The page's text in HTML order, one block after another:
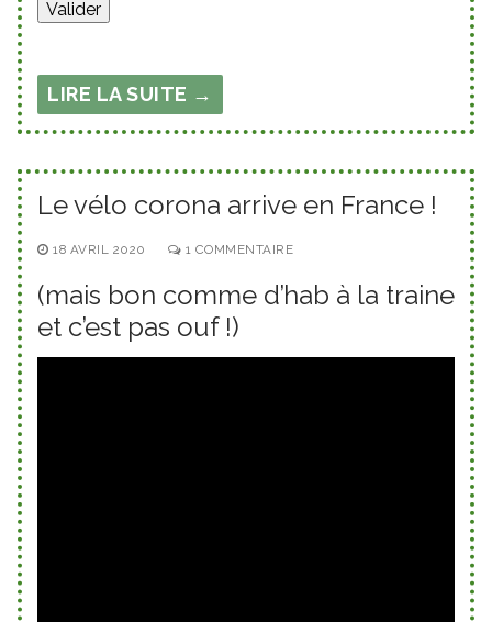
LIRE LA SUITE →
Le vélo corona arrive en France !
18 AVRIL 2020 1 COMMENTAIRE
(mais bon comme d’hab à la traine
et c’est pas ouf !)